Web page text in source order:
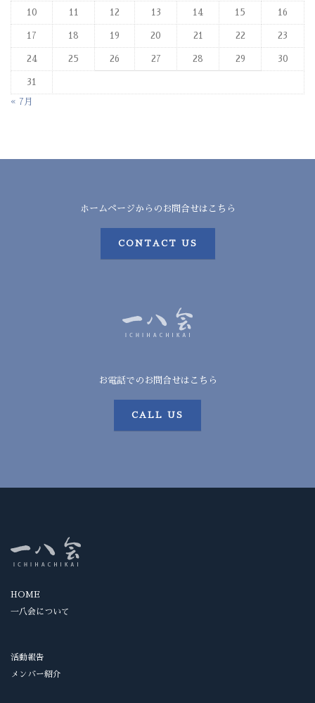
10 11 12 13 14 15 16
17 18 19 20 21 22 23
24 25 26 27 28 29 30
31
« 7月
ホームページからのお問合せはこちら
CONTACT US
お電話でのお問合せはこちら
CALL US
HOME
一八会について
活動報告
メンバー紹介